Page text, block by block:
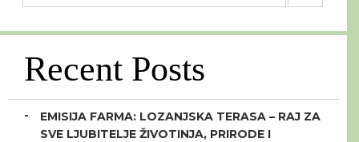
Recent Posts
EMISIJA FARMA: LOZANJSKA TERASA – RAJ ZA
SVE LJUBITELJE ŽIVOTINJA, PRIRODE I